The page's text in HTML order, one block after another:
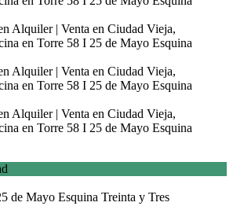
de Mayo Esquina Treinta y Tres